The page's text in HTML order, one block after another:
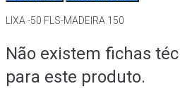
LIXA -50 FLS-MADEIRA 150
Não existem fichas
para este produto.